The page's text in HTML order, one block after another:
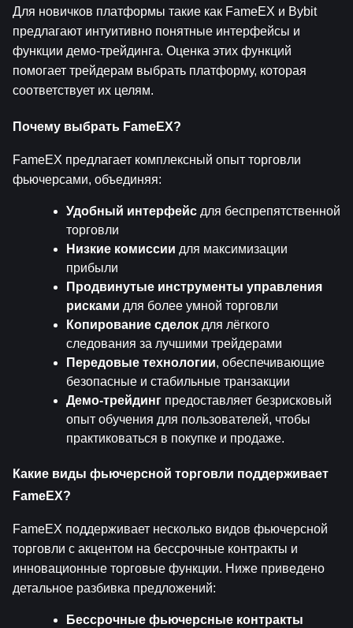
Для новичков платформы такие как FameEX и Bybit
предлагают интуитивно понятные интерфейсы и
функции демо-трейдинга. Оценка этих функций
помогает трейдерам выбрать платформу, которая
соответствует их целям.
Почему выбрать FameEX?
FameEX предлагает комплексный опыт торговли
фьючерсами, объединяя:
Удобный интерфейс для беспрепятственной
торговли
Низкие комиссии для максимизации
прибыли
Продвинутые инструменты управления
рисками для более умной торговли
Копирование сделок для лёгкого
следования за лучшими трейдерами
Передовые технологии, обеспечивающие
безопасные и стабильные транзакции
Демо-трейдинг предоставляет безрисковый
опыт обучения для пользователей, чтобы
практиковаться в покупке и продаже.
Какие виды фьючерсной торговли поддерживает
FameEX?
FameEX поддерживает несколько видов фьючерсной
торговли с акцентом на бессрочные контракты и
инновационные торговые функции. Ниже приведено
детальное разбивка предложений:
Бессрочные фьючерсные контракты